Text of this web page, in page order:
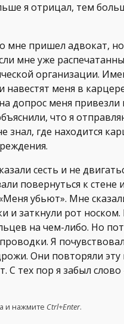
я отрицал, тем
мне пришел адвокат,
мне уже
организации.
навестят меня в
допрос меня
что я
где находится
сесть и не
повернуться к стене
убьют». Мне
и заткнули рот
на чем-либо. Но
Я
Они повторяли эту
С тех пор я забыл слово
и нажмите Ctrl+Enter.